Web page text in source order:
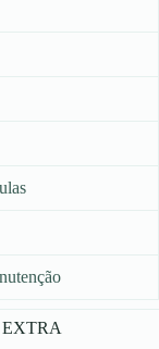
EXTRA